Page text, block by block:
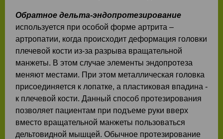
Обратное дельта-эндопротезирование
используется при особой форме артрита –
артропатии, когда происходит деформация головки
плечевой кости из-за разрыва вращательной
манжеты. В этом случае элементы эндопротеза
меняют местами. При этом металлическая головка
присоединяется к лопатке, а пластиковая впадина -
к плечевой кости. Данный способ протезирования
позволяет пациентам при подъемe руки вверх
вместо вращательной манжеты пользоваться
дельтовидной мышцей. Обычное протезирование